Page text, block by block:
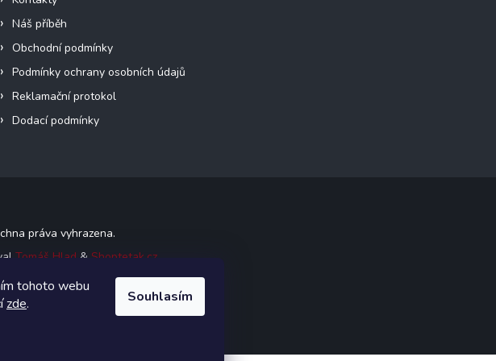
tohoto webu
zde. Souhlasím
Náš příběh
Obchodní podmínky
Podmínky ochrany osobních údajů
Reklamační protokol
Dodací podmínky
práva vyhrazena.
Tomáš Hlad & Shoptetak.cz.